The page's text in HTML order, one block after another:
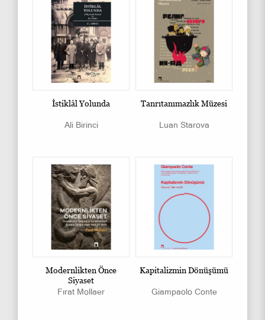
İstiklâl Yolunda
Ali Birinci
Tanrıtanımazlık Müzesi
Luan Starova
Modernlikten Önce
Siyaset
Fırat Mollaer
Kapitalizmin Dönüşümü
Giampaolo Conte